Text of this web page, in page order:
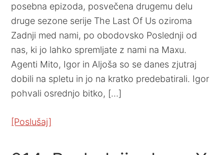
posebna epizoda, posvečena drugemu delu
druge sezone serije The Last Of Us oziroma
Zadnji med nami, po obodovsko Poslednji od
nas, ki jo lahko spremljate z nami na Maxu.
Agenti Mito, Igor in Aljoša so se danes zjutraj
dobili na spletu in jo na kratko predebatirali. Igor
pohvali osrednjo bitko, […]
[Poslušaj]